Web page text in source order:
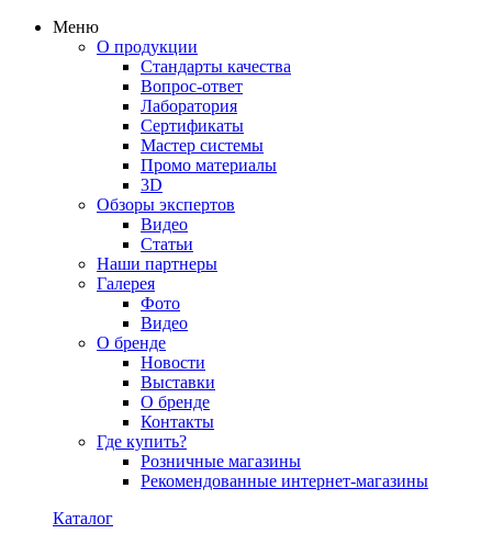
Меню
О продукции
Стандарты качества
Вопрос-ответ
Лаборатория
Сертификаты
Мастер системы
Промо материалы
3D
Обзоры экспертов
Видео
Статьи
Наши партнеры
Галерея
Фото
Видео
О бренде
Новости
Выставки
О бренде
Контакты
Где купить?
Розничные магазины
Рекомендованные интернет-магазины
Каталог